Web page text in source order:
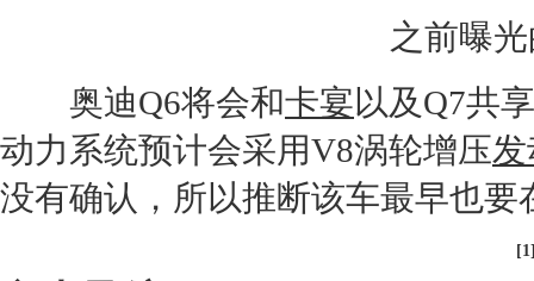
之前曝
奥迪Q6将会和卡宴以及Q7共
动力系统预计会采用V8涡轮增压
没有确认，所以推断该车最早也要